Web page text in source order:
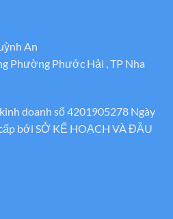
An
Phường Phước Hải , TP Nha
doanh số 4201905278 Ngày
bới SỞ KẾ HOẠCH VÀ ĐẦU